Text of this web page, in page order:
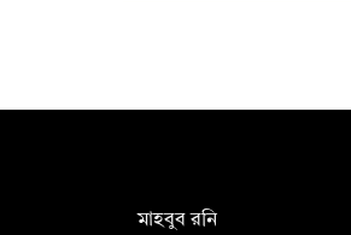
মাহবুব রনি